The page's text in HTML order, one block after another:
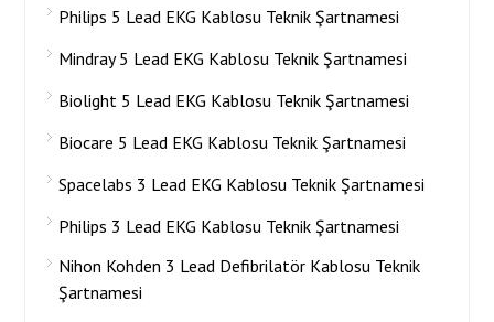
Philips 5 Lead EKG Kablosu Teknik Şartnamesi
Mindray 5 Lead EKG Kablosu Teknik Şartnamesi
Biolight 5 Lead EKG Kablosu Teknik Şartnamesi
Biocare 5 Lead EKG Kablosu Teknik Şartnamesi
Spacelabs 3 Lead EKG Kablosu Teknik Şartnamesi
Philips 3 Lead EKG Kablosu Teknik Şartnamesi
Nihon Kohden 3 Lead Defibrilatör Kablosu Teknik
Şartnamesi